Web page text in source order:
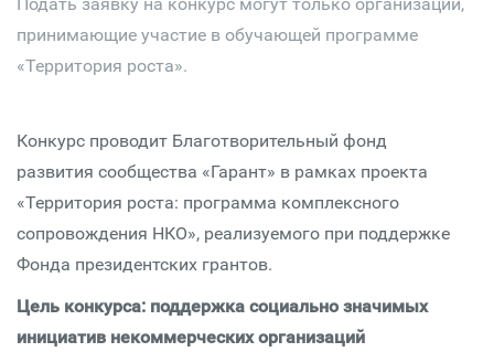
принимающие участие в обучающей программе
«Территория роста».
Конкурс проводит Благотворительный фонд
развития сообщества «Гарант» в рамках проекта
«Территория роста: программа комплексного
сопровождения НКО», реализуемого при поддержке
Фонда президентских грантов.
Цель конкурса: поддержка социально значимых
инициатив некоммерческих организаций